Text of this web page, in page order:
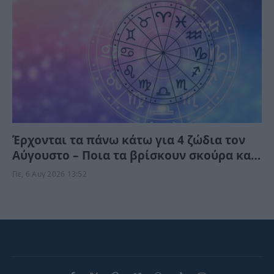
Έρχονται τα πάνω κάτω για 4 ζώδια τον
Αύγουστο – Ποια τα βρίσκουν σκούρα και
ποια αναπνεόυν
Πε, 6 Αυγ 2026 13:52